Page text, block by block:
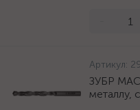
Артикул:
ЗУБР
металлу,